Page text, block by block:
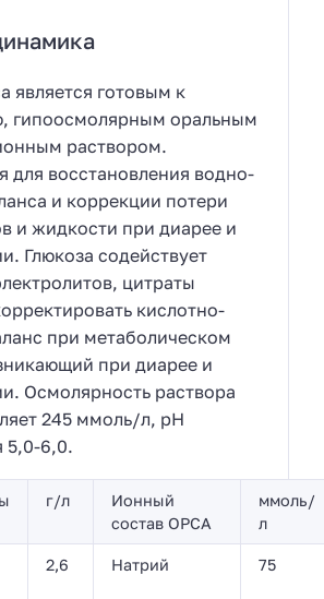
является готовым к
гипоосмолярным оральным
раствором.
для восстановления водно-
и коррекции потери
и жидкости при диарее и
Глюкоза содействует
цитраты
кислотно-
при метаболическом
при диарее и
Осмолярность раствора
245 ммоль/л, рН
5,0-6,0.
г/л
Ионный
состав ОРСА
ммоль/
л
2,6 Натрий 75